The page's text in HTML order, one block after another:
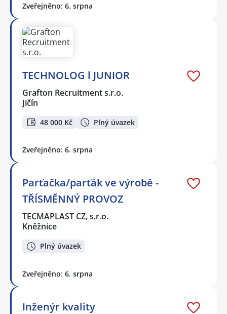
Zveřejněno: 6. srpna
TECHNOLOG l JUNIOR
Grafton Recruitment s.r.o.
Jičín
48 000 Kč Plný úvazek
Zveřejněno: 6. srpna
Parťačka/parťák ve výrobě -
TŘÍSMĚNNÝ PROVOZ
TECMAPLAST CZ, s.r.o.
Kněžnice
Plný úvazek
Zveřejněno: 6. srpna
Inženýr kvality